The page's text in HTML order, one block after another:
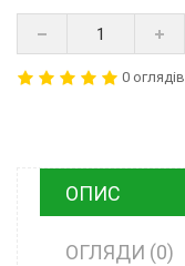
0 оглядів
ОПИС
ОГЛЯДИ (0)